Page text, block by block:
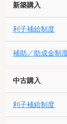
新築購入
利子補給制度
補助／助成金制
中古購入
利子補給制度